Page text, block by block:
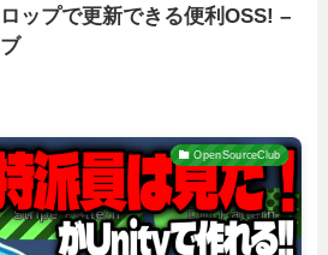
ップで更新できる便利OSS! –
OpenSourceClub